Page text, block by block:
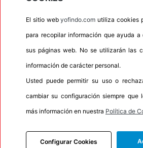
Calidad PREMIUM
P.O.R. No
Oportunidad
El sitio webyofindo.com utiliza cookies
para recopilar información que ayuda
sus páginas web. No se utilizarán las
información de carácter personal.
Usted puede permitir su uso o
cambiar su configuración siempre que
más información en nuestra Política de
Configurar Cookies